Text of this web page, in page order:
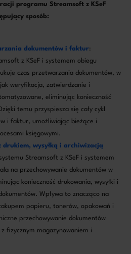
programu Streamsoft z KSeF
sposób:
dokumentów i faktur:
z KSeF i systemem obiegu
czas przetwarzania dokumentów, w
weryfikacja, zatwierdzanie i
eliminując konieczność
temu przyspiesza się cały cykl
i faktur, umożliwiając bieżące i
księgowymi.
drukiem, wysyłką i archiwizacją
Streamsoft z KSeF i systemem
na przechowywanie dokumentów w
konieczność drukowania, wysyłki i
Wpływa to znacząco na
papieru, tonerów, opakowań i
przechowywanie dokumentów
fizycznym magazynowaniem i